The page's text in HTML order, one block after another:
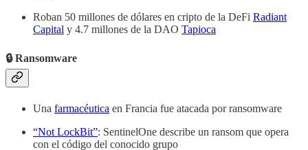
Roban 50 millones de dólares en cripto de la DeFi Radiant
Capital y 4.7 millones de la DAO Tapioca
🔒 Ransomware
Una farmacéutica en Francia fue atacada por ransomware
“Not LockBit”: SentinelOne describe un ransom que opera
con el código del conocido grupo